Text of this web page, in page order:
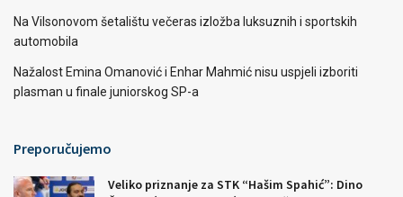
Na Vilsonovom šetalištu večeras izložba luksuznih i sportskih
automobila
Nažalost Emina Omanović i Enhar Mahmić nisu uspjeli izboriti
plasman u finale juniorskog SP-a
Preporučujemo
Veliko priznanje za STK “Hašim Spahić”: Dino